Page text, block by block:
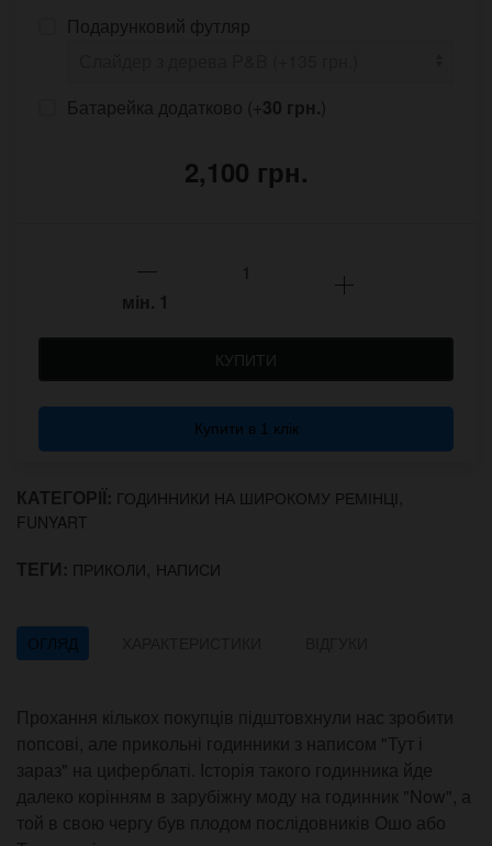
Подарунковий футляр
Батарейка додатково (+30 грн.)
2,100 грн.
мін. 1
КУПИТИ
Купити в 1 клік
КАТЕГОРІЇ: ГОДИННИКИ НА ШИРОКОМУ РЕМІНЦІ ,
FUNYART
ТЕГИ: ПРИКОЛИ, НАПИСИ
ОГЛЯД
Прохання кількох покупців підштовхнули нас зробити
попсові, але прикольні годинники з написом "Тут і
зараз" на циферблаті. Історія такого годинника йде
далеко корінням в зарубіжну моду на годинник "Now", а
той в свою чергу був плодом послідовників Ошо або